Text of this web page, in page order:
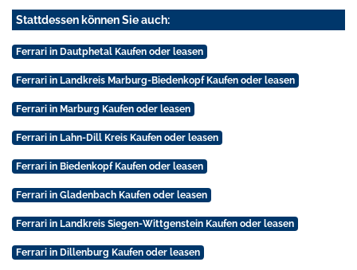
Stattdessen können Sie auch:
Ferrari in Dautphetal Kaufen oder leasen
Ferrari in Landkreis Marburg-Biedenkopf Kaufen oder leasen
Ferrari in Marburg Kaufen oder leasen
Ferrari in Lahn-Dill Kreis Kaufen oder leasen
Ferrari in Biedenkopf Kaufen oder leasen
Ferrari in Gladenbach Kaufen oder leasen
Ferrari in Landkreis Siegen-Wittgenstein Kaufen oder leasen
Ferrari in Dillenburg Kaufen oder leasen